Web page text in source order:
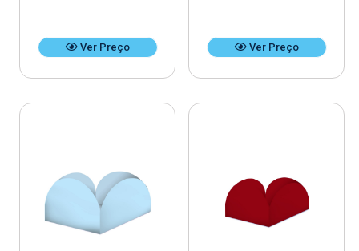
Ver Preço Ver Preço